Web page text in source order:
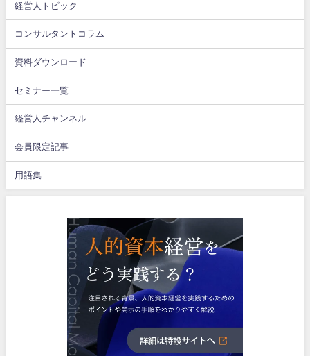
経営人トピック
コンサルタントコラム
資料ダウンロード
セミナー一覧
経営人チャンネル
会員限定記事
用語集